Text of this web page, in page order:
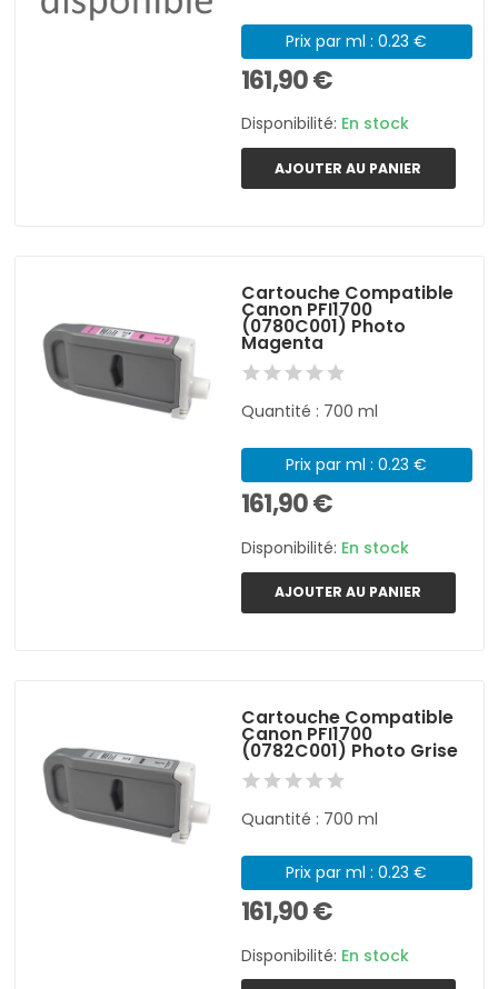
Prix par ml : 0.23 €
161,90 €
Disponibilité: En stock
AJOUTER AU PANIER
Cartouche Compatible
Canon PFI1700
(0780C001) Photo
Magenta
Quantité : 700 ml
Prix par ml : 0.23 €
161,90 €
Disponibilité: En stock
AJOUTER AU PANIER
Cartouche Compatible
Canon PFI1700
(0782C001) Photo Grise
Quantité : 700 ml
Prix par ml : 0.23 €
161,90 €
Disponibilité: En stock